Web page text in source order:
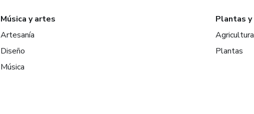
Música y artes
Artesanía
Diseño
Música
Plantas y
Agricultura
Plantas